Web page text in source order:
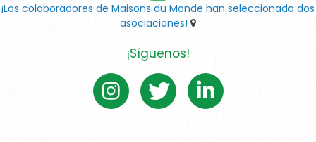
¡Los colaboradores de Maisons du Monde han seleccionado dos
asociaciones!
¡Síguenos!